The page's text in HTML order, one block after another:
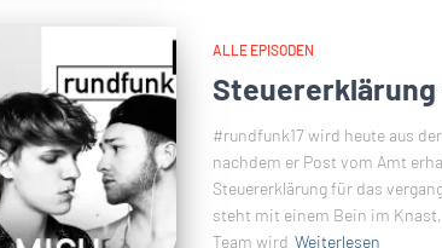
ALLE EPISODEN
Steuererklärung
#rundfunk17 wird heute aus
nachdem er Post vom Amt
Steuererklärung für das
steht mit einem Bein im
Team wird Weiterlesen